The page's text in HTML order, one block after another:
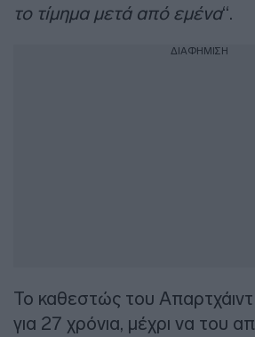
το τίμημα μετά από εμένα“.
ΔΙΑΦΗΜΙΣΗ
Το καθεστώς του
για 27 χρόνια, μέχρι να του